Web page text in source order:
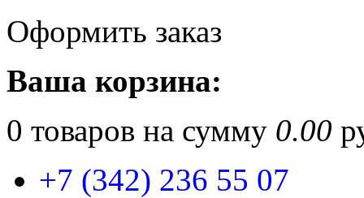
Оформить заказ
Ваша корзина:
0 товаров на сумму 0.00
+7 (342) 236 55 07